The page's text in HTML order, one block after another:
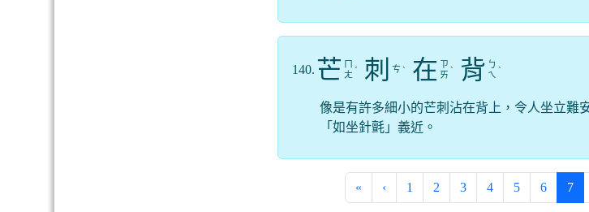
140. 芒 ㄇ
ㄤ ˊ 刺 ㄘˋ 在 ㄗ
ㄞ ˋ 背 ㄅ
ㄟ ˋ
像是有許多細小的芒刺沾在背上，令人坐立難
「如坐針氈」義近。
« ‹ 1 2 3 4 5 6 7